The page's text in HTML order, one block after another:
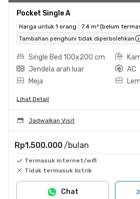
Pocket Single A
Harga untuk 1 orang
7.4 m² (belum
Tambahan penghuni tidak diperbolehkan
Single Bed 100x200 cm
Jendela arah luar
AC
Meja
Lihat Detail
Jadwalkan Visit
Rp1.500.000 /bulan
Termasuk internet/wifi
Tidak termasuk listrik
Chat